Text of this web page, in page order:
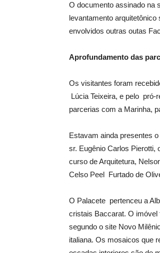
O documento assinado na
levantamento
envolvidos outras outas
Aprofundamento das
Os visitantes foram
Lúcia Teixeira, e pelo pró-
parcerias com a Marinha,
Estavam ainda presentes
sr. Eugênio Carlos Pierotti,
curso de Arquitetura,
Celso Peel Furtado de
O Palacete pertenceu a
cristais Baccarat. O imóvel
segundo o site Novo
italiana. Os mosaicos que